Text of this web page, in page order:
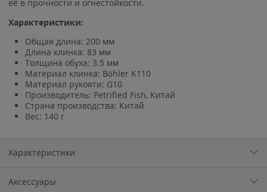
её в прочности и огнестойкости.
Характеристики:
Общая длина: 200 мм
Длина клинка: 83 мм
Толщина обуха: 3.5 мм
Материал клинка: Böhler K110
Материал рукояти: G10
Производитель: Petrified Fish, Китай
Страна производства: Китай
Вес: 140 г
Характеристики
Аксессуары